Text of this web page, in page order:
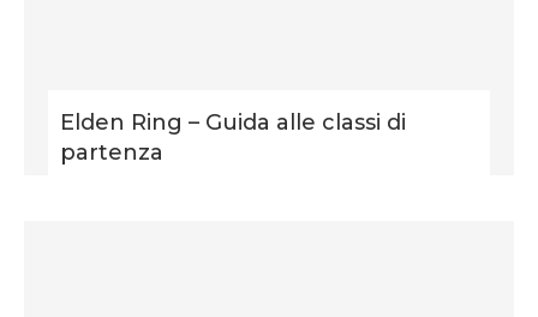
Elden Ring – Guida alle classi di
partenza